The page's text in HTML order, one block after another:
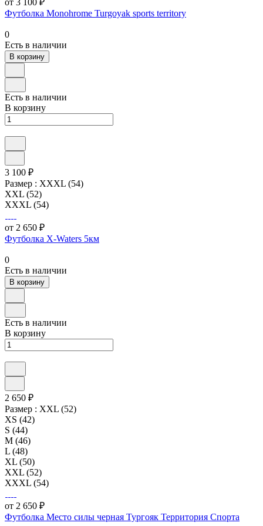
Футболка Monohrome Turgoyak sports territory
0
Есть в наличии
В корзину
Есть в наличии
В корзину
3 100 ₽
Размер : XXXL (54)
XXL (52)
XXXL (54)
от 2 650 ₽
Футболка X-Waters 5км
0
Есть в наличии
В корзину
Есть в наличии
В корзину
2 650 ₽
Размер : XXL (52)
XS (42)
S (44)
M (46)
L (48)
XL (50)
XXL (52)
XXXL (54)
от 2 650 ₽
Футболка Место силы черная Тургояк Территория Спорта